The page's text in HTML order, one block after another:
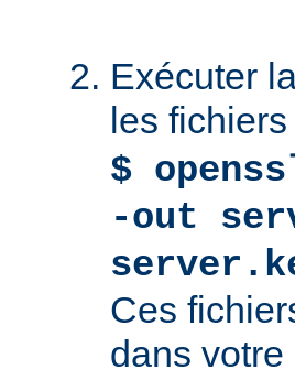
Exécuter
les fichiers
$
-out
Ces
dans votre